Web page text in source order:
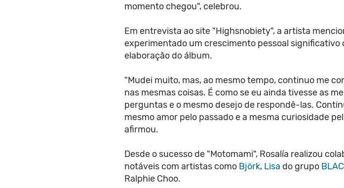
momento chegou", celebrou.
Em entrevista ao site "Highsnobiety", a artista
experimentado um crescimento pessoal significativo
elaboração do álbum.
"Mudei muito, mas, ao mesmo tempo, continuo me
nas mesmas coisas. É como se eu ainda tivesse as
perguntas e o mesmo desejo de respondê-las.
mesmo amor pelo passado e a mesma curiosidade
afirmou.
Desde o sucesso de "Motomami", Rosalía realizou
notáveis com artistas como Björk, Lisa do grupo
Ralphie Choo.